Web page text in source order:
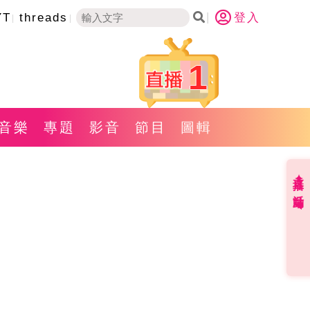
threads 登入
1
樂 專題 影音 節目 圖輯
直播✦活動